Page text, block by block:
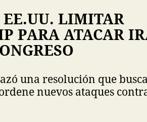
EE.UU. LIMITAR
PARA ATACAR
una resolución que
nuevos ataques